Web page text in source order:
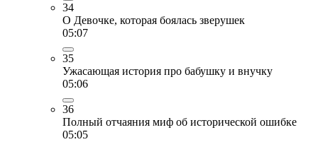
34
О Девочке, которая боялась зверушек
05:07
35
Ужасающая история про бабушку и внучку
05:06
36
Полный отчаяния миф об исторической ошибке
05:05